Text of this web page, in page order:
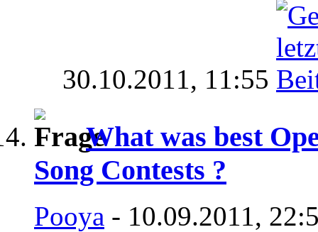
30.10.2011, 11:55
What was best
Song Contests ?
Pooya - 10.09.2011,